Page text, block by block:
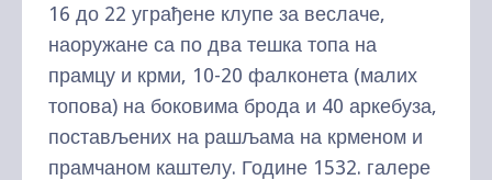
16 до 22 уграђене клупе за веслаче,
наоружане са по два тешка топа на
прамцу и крми, 10-20 фалконета (малих
топова) на боковима брода и 40 аркебуза,
постављених на рашљама на крменом и
прамчаном каштелу. Године 1532. галере